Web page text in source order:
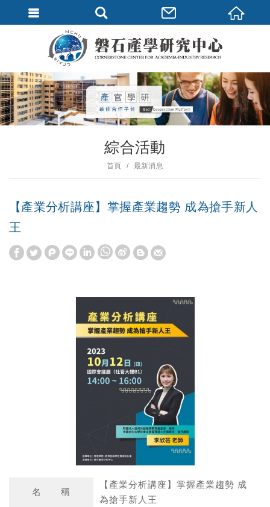
綜合活動
首頁 最新消息
【產業分析講座】掌握產業趨勢 成為搶手新人
王
t
s
A
p
a
W
e
i
b
名 稱
【產業分析講座】掌握產業趨勢 成
為搶手新人王